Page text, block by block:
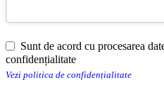
Sunt de acord cu procesarea
confidențialitate
Vezi politica de confidențialitate